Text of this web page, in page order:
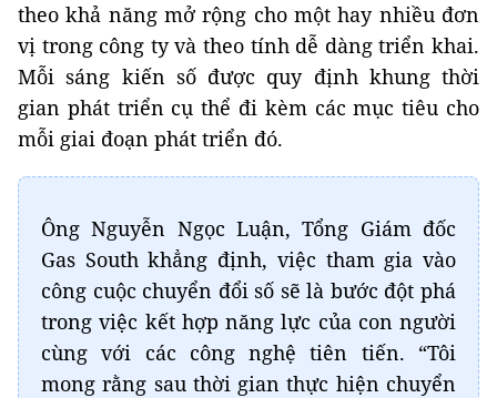
theo khả năng mở rộng cho một hay nhiều đơn
vị trong công ty và theo tính dễ dàng triển khai.
Mỗi sáng kiến số được quy định khung thời
gian phát triển cụ thể đi kèm các mục tiêu cho
mỗi giai đoạn phát triển đó.
Ông Nguyễn Ngọc Luận, Tổng Giám đốc
Gas South khẳng định, việc tham gia vào
công cuộc chuyển đổi số sẽ là bước đột phá
trong việc kết hợp năng lực của con người
cùng với các công nghệ tiên tiến. “Tôi
mong rằng sau thời gian thực hiện chuyển